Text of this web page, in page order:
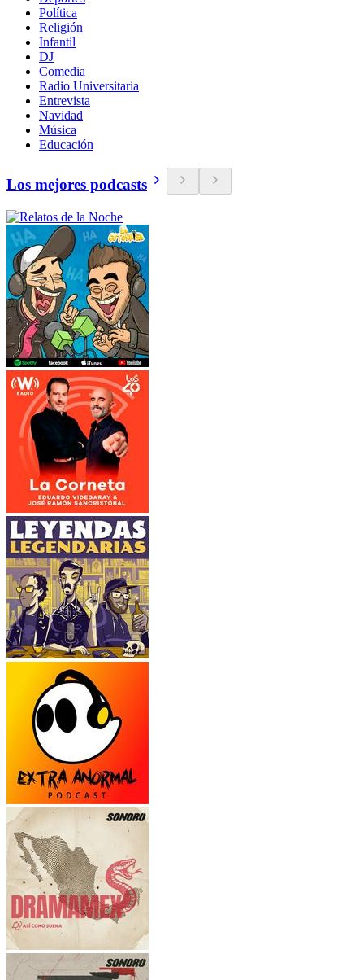
Política
Religión
Infantil
DJ
Comedia
Radio Universitaria
Entrevista
Navidad
Música
Educación
Los mejores podcasts